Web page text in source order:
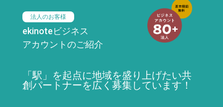
法人のお客様
ekinoteビジネス
アカウントのご紹介
「駅」を起点に地域を盛り上げたい共
創パートナーを広く募集しています！